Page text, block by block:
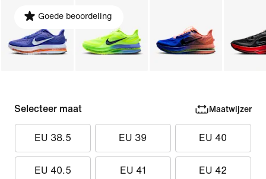
Goede beoordeling
Selecteer maat Maatwijzer
EU 38.5 EU 39 EU 40
EU 40.5 EU 41 EU 42